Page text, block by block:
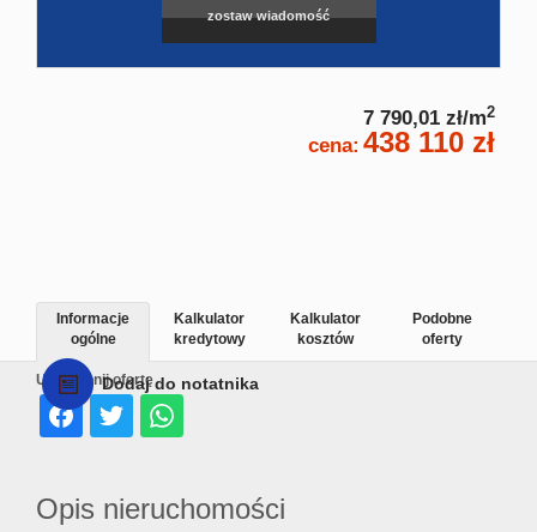
zostaw wiadomość
7 790,01 zł/m2
cena: 438 110 zł
Dodaj do notatnika
Udostępnij ofertę
Informacje
ogólne
Kalkulator
kredytowy
Kalkulator
kosztów
Podobne
oferty
Opis nieruchomości